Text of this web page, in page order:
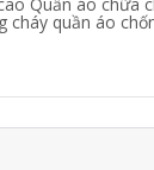
cháy quần áo